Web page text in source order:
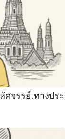
จรรย์เทางประ